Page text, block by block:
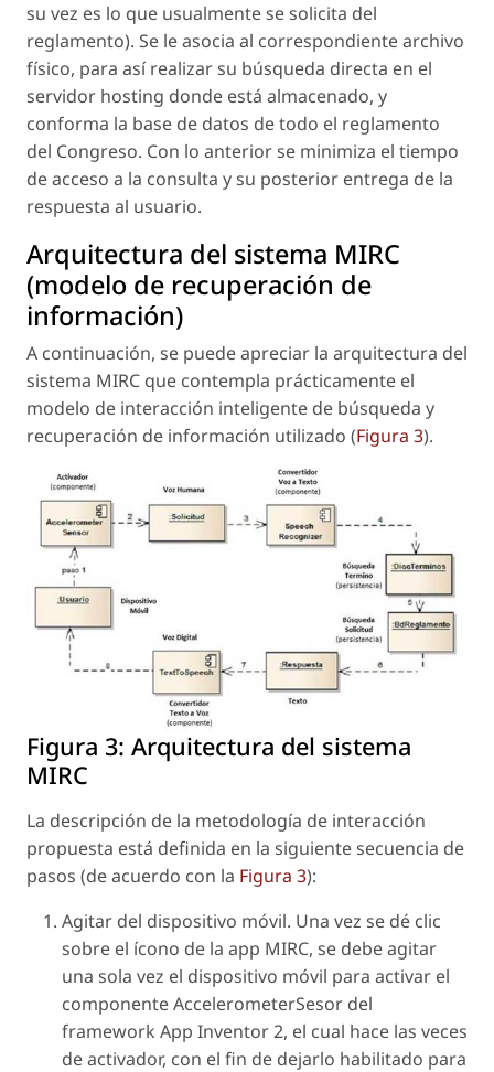
su vez es lo que usualmente se solicita del
reglamento). Se le asocia al correspondiente archivo
físico, para así realizar su búsqueda directa en el
servidor hosting donde está almacenado, y
conforma la base de datos de todo el reglamento
del Congreso. Con lo anterior se minimiza el tiempo
de acceso a la consulta y su posterior entrega de la
respuesta al usuario.
Arquitectura del sistema MIRC
(modelo de recuperación de
información)
A continuación, se puede apreciar la arquitectura del
sistema MIRC que contempla prácticamente el
modelo de interacción inteligente de búsqueda y
recuperación de información utilizado (Figura 3).
Figura 3: Arquitectura del sistema
MIRC
La descripción de la metodología de interacción
propuesta está definida en la siguiente secuencia de
pasos (de acuerdo con la Figura 3):
Agitar del dispositivo móvil. Una vez se dé clic
sobre el ícono de la app MIRC, se debe agitar
una sola vez el dispositivo móvil para activar el
componente AccelerometerSesor del
framework App Inventor 2, el cual hace las veces
de activador, con el fin de dejarlo habilitado para